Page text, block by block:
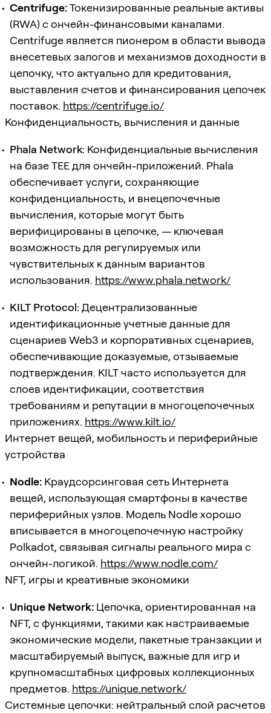
Centrifuge:Токенизированные реальные активы
(RWA) с ончейн-финансовыми каналами.
Centrifuge является пионером в области вывода
внесетевых залогов и механизмов доходности в
цепочку, что актуально для кредитования,
выставления счетов и финансирования цепочек
поставок. https://centrifuge.io/
Конфиденциальность, вычисления и данные
Phala Network: Конфиденциальные вычисления
на базе TEE для ончейн-приложений. Phala
обеспечивает услуги, сохраняющие
конфиденциальность, и внецепочечные
вычисления, которые могут быть
верифицированы в цепочке, — ключевая
возможность для регулируемых или
чувствительных к данным вариантов
использования. https://www.phala.network/
KILT Protocol: Децентрализованные
идентификационные учетные данные для
сценариев Web3 и корпоративных сценариев,
обеспечивающие доказуемые, отзываемые
подтверждения. KILT часто используется для
слоев идентификации, соответствия
требованиям и репутации в многоцепочечных
приложениях. https://www.kilt.io/
Интернет вещей, мобильность и периферийные
устройства
Nodle: Краудсорсинговая сеть Интернета
вещей, использующая смартфоны в качестве
периферийных узлов. Модель Nodle хорошо
вписывается в многоцепочечную настройку
Polkadot, связывая сигналы реального мира с
ончейн-логикой. https://www.nodle.com/
NFT, игры и креативные экономики
Unique Network: Цепочка, ориентированная на
NFT, с функциями, такими как настраиваемые
экономические модели, пакетные транзакции и
масштабируемый выпуск, важные для игр и
крупномасштабных цифровых коллекционных
предметов. https://unique.network/
Системные цепочки: нейтральный слой расчетов